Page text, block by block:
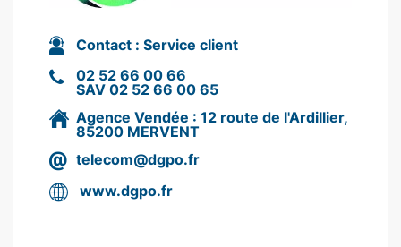
Contact : Service client
02 52 66 00 66
SAV 02 52 66 00 65
Agence Vendée : 12 route de l'Ardillier,
85200 MERVENT
telecom@dgpo.fr
www.dgpo.fr